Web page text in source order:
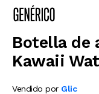
Botella de
Kawaii
Vendido por Glic